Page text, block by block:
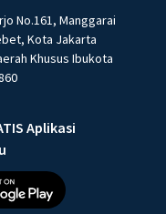
No.161, Manggarai
Kota Jakarta
Khusus Ibukota
Aplikasi